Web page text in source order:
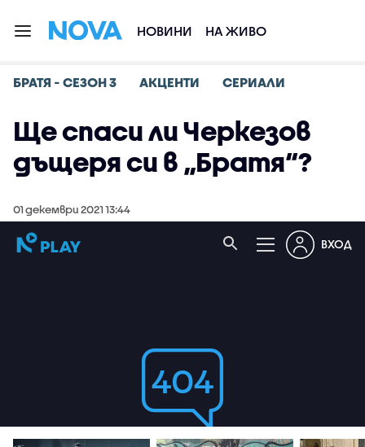
НОВИНИ НА ЖИВО
БРАТЯ - СЕЗОН 3 АКЦЕНТИ СЕРИАЛИ
Ще спаси ли Черкезов
дъщеря си в „Братя“?
01 декември 2021 13:44